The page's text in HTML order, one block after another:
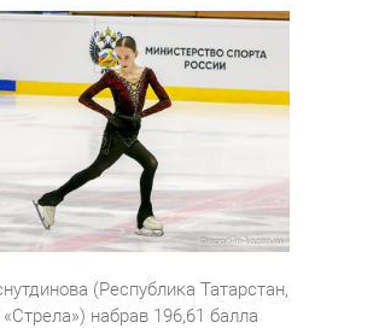
(Республика Татарстан,
набрав 196,61 балла